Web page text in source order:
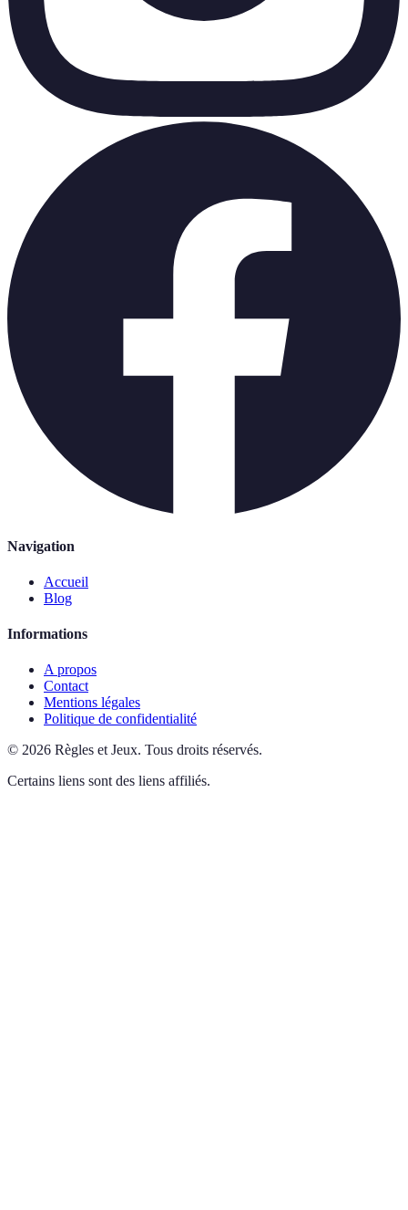
Navigation
Accueil
Blog
Informations
A propos
Contact
Mentions légales
Politique de confidentialité
© 2026 Règles et Jeux. Tous droits réservés.
Certains liens sont des liens affiliés.